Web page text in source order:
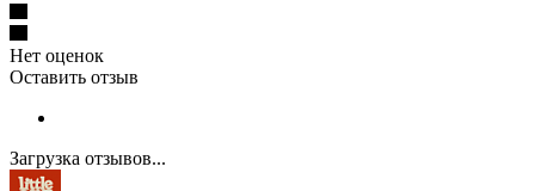
Нет оценок
Оставить отзыв
Загрузка отзывов...